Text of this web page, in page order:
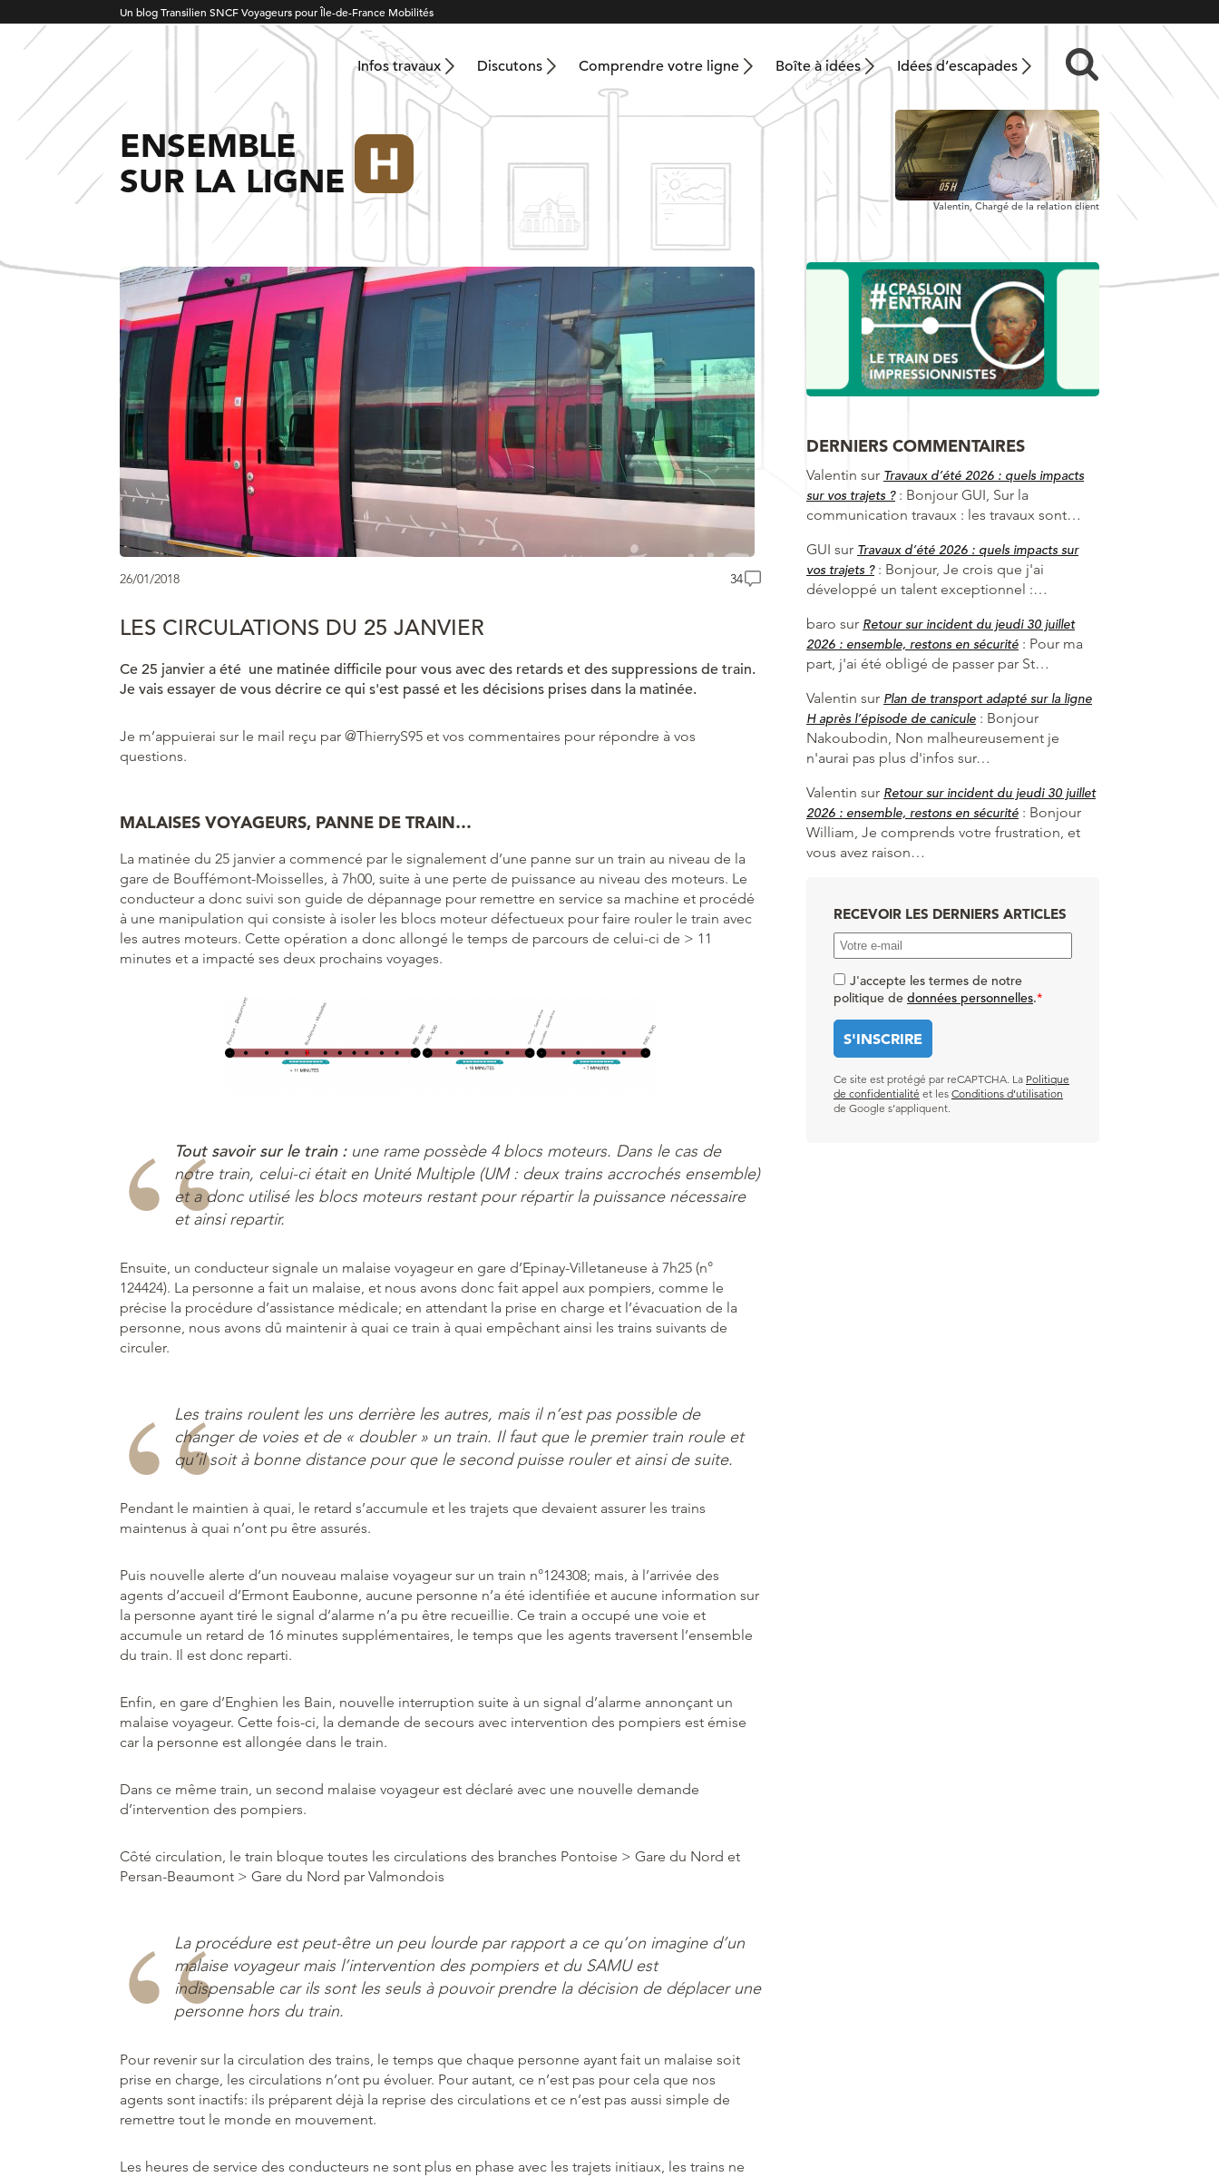
Un blog Transilien SNCF Voyageurs pour Île-de-France Mobilités
Infos travaux Discutons Comprendre votre ligne Boîte à idées Idées d’escapades
ENSEMBLE
SUR LA LIGNE
Valentin, Chargé de la relation client
26/01/2018 34
LES CIRCULATIONS DU 25 JANVIER
Ce 25 janvier a été une matinée difficile pour vous avec des retards et des suppressions de train.
Je vais essayer de vous décrire ce qui s'est passé et les décisions prises dans la matinée.
Je m’appuierai sur le mail reçu par @ThierryS95 et vos commentaires pour répondre à vos
questions.
MALAISES VOYAGEURS, PANNE DE TRAIN…
La matinée du 25 janvier a commencé par le signalement d’une panne sur un train au niveau de la
gare de Bouffémont-Moisselles, à 7h00, suite à une perte de puissance au niveau des moteurs. Le
conducteur a donc suivi son guide de dépannage pour remettre en service sa machine et procédé
à une manipulation qui consiste à isoler les blocs moteur défectueux pour faire rouler le train avec
les autres moteurs. Cette opération a donc allongé le temps de parcours de celui-ci de > 11
minutes et a impacté ses deux prochains voyages.
Tout savoir sur le train :une rame possède 4 blocs moteurs. Dans le cas de
notre train, celui-ci était en Unité Multiple (UM : deux trains accrochés ensemble)
et a donc utilisé les blocs moteurs restant pour répartir la puissance nécessaire
et ainsi repartir.
Ensuite, un conducteur signale un malaise voyageur en gare d’Epinay-Villetaneuse à 7h25 (n°
124424). La personne a fait un malaise, et nous avons donc fait appel aux pompiers, comme le
précise la procédure d’assistance médicale; en attendant la prise en charge et l’évacuation de la
personne, nous avons dû maintenir à quai ce train à quai empêchant ainsi les trains suivants de
circuler.
Les trains roulent les uns derrière les autres, mais il n’est pas possible de
changer de voies et de « doubler » un train. Il faut que le premier train roule et
qu’il soit à bonne distance pour que le second puisse rouler et ainsi de suite.
Pendant le maintien à quai, le retard s’accumule et les trajets que devaient assurer les trains
maintenus à quai n’ont pu être assurés.
Puis nouvelle alerte d’un nouveau malaise voyageur sur un train n°124308; mais, à l’arrivée des
agents d’accueil d’Ermont Eaubonne, aucune personne n’a été identifiée et aucune information sur
la personne ayant tiré le signal d’alarme n’a pu être recueillie. Ce train a occupé une voie et
accumule un retard de 16 minutes supplémentaires, le temps que les agents traversent l’ensemble
du train. Il est donc reparti.
Enfin, en gare d’Enghien les Bain, nouvelle interruption suite à un signal d’alarme annonçant un
malaise voyageur. Cette fois-ci, la demande de secours avec intervention des pompiers est émise
car la personne est allongée dans le train.
Dans ce même train, un second malaise voyageur est déclaré avec une nouvelle demande
d’intervention des pompiers.
Côté circulation, le train bloque toutes les circulations des branches Pontoise > Gare du Nord et
Persan-Beaumont > Gare du Nord par Valmondois
La procédure est peut-être un peu lourde par rapport a ce qu’on imagine d’un
malaise voyageur mais l’intervention des pompiers et du SAMU est
indispensable car ils sont les seuls à pouvoir prendre la décision de déplacer une
personne hors du train.
Pour revenir sur la circulation des trains, le temps que chaque personne ayant fait un malaise soit
prise en charge, les circulations n’ont pu évoluer. Pour autant, ce n’est pas pour cela que nos
agents sont inactifs: ils préparent déjà la reprise des circulations et ce n’est pas aussi simple de
remettre tout le monde en mouvement.
Les heures de service des conducteurs ne sont plus en phase avec les trajets initiaux, les trains ne
DERNIERS COMMENTAIRES
Valentin sur Travaux d’été 2026 : quels impacts
sur vos trajets ?: Bonjour GUI, Sur la
communication travaux : les travaux sont…
GUI sur Travaux d’été 2026 : quels impacts sur
vos trajets ?: Bonjour, Je crois que j'ai
développé un talent exceptionnel :…
baro sur Retour sur incident du jeudi 30 juillet
2026 : ensemble, restons en sécurité : Pour ma
part, j'ai été obligé de passer par St…
Valentin sur Plan de transport adapté sur la ligne
H après l’épisode de canicule : Bonjour
Nakoubodin, Non malheureusement je
n'aurai pas plus d'infos sur…
Valentin sur Retour sur incident du jeudi 30 juillet
2026 : ensemble, restons en sécurité : Bonjour
William, Je comprends votre frustration, et
vous avez raison…
RECEVOIR LES DERNIERS ARTICLES
J'accepte les termes de notre
politique de données personnelles.*
Ce site est protégé par reCAPTCHA. La Politique
de confidentialité et les Conditions d’utilisation
de Google s’appliquent.